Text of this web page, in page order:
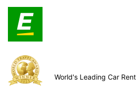
World's Leading Car